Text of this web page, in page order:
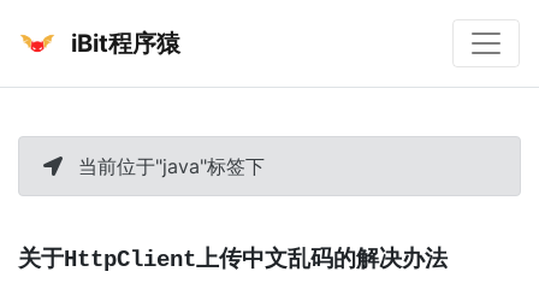
iBit程序猿
当前位于"java"标签下
关于HttpClient上传中文乱码的解决办法